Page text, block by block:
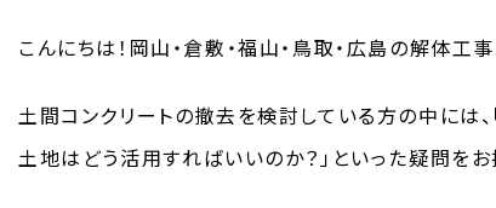
こんにちは！岡山・倉敷・福山・鳥取・広島の解体工
土間コンクリートの撤去を検討している方の中には
土地はどう活用すればいいのか？」といった疑問を